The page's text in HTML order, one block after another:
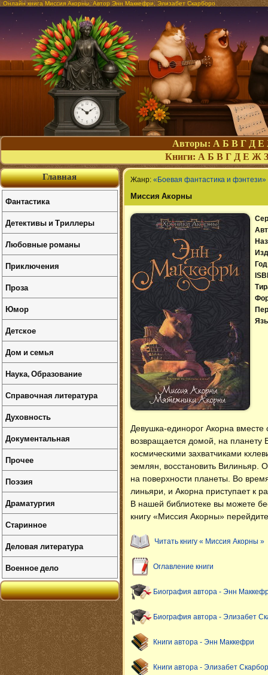
Онлайн книга Миссия Акорны. Автор Энн Маккефри, Элизабет Скарборо
Авторы: А Б В Г Д Е
Книги: А Б В Г Д Е Ж З
Жанр: «Боевая фантастика и фэнтези»
Миссия Акорны
Девушка-единорог Акорна вместе
возвращается домой, на планету
космическими захватчиками
землян, восстановить Вилиньяр.
на поверхности планеты. Во
линьяри, и Акорна приступает к
В нашей библиотеке вы можете
книгу «Миссия Акорны»
Читать книгу « Миссия Акорны »
Оглавление книги
Биография автора - Энн
Биография автора - Элизабет
Книги автора - Энн Маккефри
Книги автора - Элизабет
Главная
Фантастика
Детективы и Триллеры
Любовные романы
Приключения
Проза
Юмор
Детское
Дом и семья
Наука, Образование
Справочная литература
Духовность
Документальная
Прочее
Поэзия
Драматургия
Старинное
Деловая литература
Военное дело